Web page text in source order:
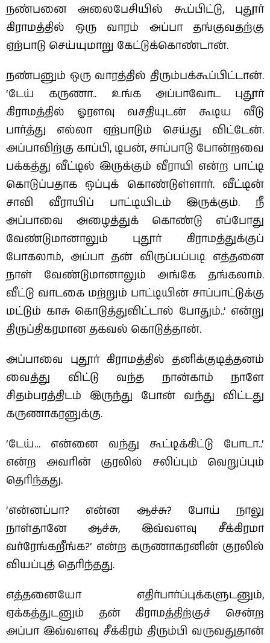
நண்பனை அலைபேசியில் கூப்பிட்டு, புதூர்
கிராமத்தில் ஒரு வாரம் அப்பா தங்குவதற்கு
ஏற்பாடு செய்யுமாறு கேட்டுக்கொண்டான்.
நண்பனும் ஒரு வாரத்தில் திரும்பக்கூப்பிட்டான்.
‘டேய் கருணா.. உங்க அப்பாவோட புதூர்
கிராமத்தில் ஓரளவு வசதியுடன் கூடிய வீடு
பார்த்து எல்லா ஏற்பாடும் செய்து விட்டேன்.
அப்பாவிற்கு காப்பி, டிபன், சாப்பாடு போன்றவை
பக்கத்து வீட்டில் இருக்கும் வீராயி என்ற பாட்டி
கொடுப்பதாக ஒப்புக் கொண்டுள்ளார். வீட்டின்
சாவி வீராயிப் பாட்டியிடம் இருக்கும். நீ
அப்பாவை அழைத்துக் கொண்டு எப்போது
வேண்டுமானாலும் புதூர் கிராமத்துக்குப்
போகலாம், அப்பா தன் விருப்பப்படி எத்தனை
நாள் வேண்டுமானாலும் அங்கே தங்கலாம்.
வீட்டு வாடகை மற்றும் பாட்டியின் சாப்பாட்டுக்கு
மட்டும் காசு கொடுத்துவிட்டால் போதும்..’ என்று
திருப்திகரமான தகவல் கொடுத்தான்.
அப்பாவை புதூர் கிராமத்தில் தனிக்குடித்தனம்
வைத்து விட்டு வந்த நான்காம் நாளே
சிதம்பரத்திடம் இருந்து போன் வந்து விட்டது
கருணாகரனுக்கு.
‘டேய்… என்னை வந்து கூட்டிக்கிட்டு போடா..’
என்ற அவரின் குரலில் சலிப்பும் வெறுப்பும்
தெரிந்தது.
‘என்னப்பா? என்ன ஆச்சு? போய் நாலு
நாள்தானே ஆச்சு, இவ்வளவு சீக்கிரமா
வர்ரேங்கறீங்க‌?’ என்ற கருணாகரனின் குரலில்
வியப்புத் தெரிந்தது.
எத்தனையோ எதிர்பார்ப்புக்களுடனும்,
ஏக்கத்துடனும் தன் கிராமத்திற்குச் சென்ற
அப்பா இவ்வளவு சீக்கிரம் திரும்பி வருவதுதான்